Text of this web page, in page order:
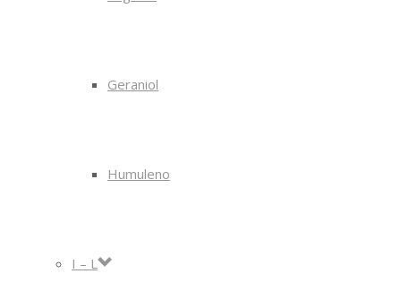
Geraniol
Humuleno
I – L